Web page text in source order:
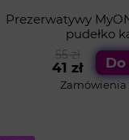
Prezerwatywy
pudełko
55 zł
41 zł
Zamówienia